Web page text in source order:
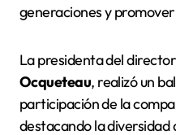
generaciones y
La presidenta del
Ocqueteau, realizó un
participación de la
destacando la diversidad